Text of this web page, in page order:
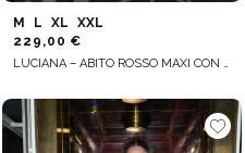
M L XL
XXL
229,00 €
LUCIANA – ABITO ROSSO MAXI CON FIOCCHI